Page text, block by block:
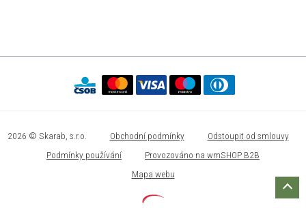
2026 © Skarab, s.r.o. Obchodní podmínky
Odstoupit od smlouvy
Podmínky používání
Provozováno na wmSHOP B2B
Mapa webu